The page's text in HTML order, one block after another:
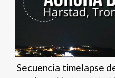
Secuencia timelapse